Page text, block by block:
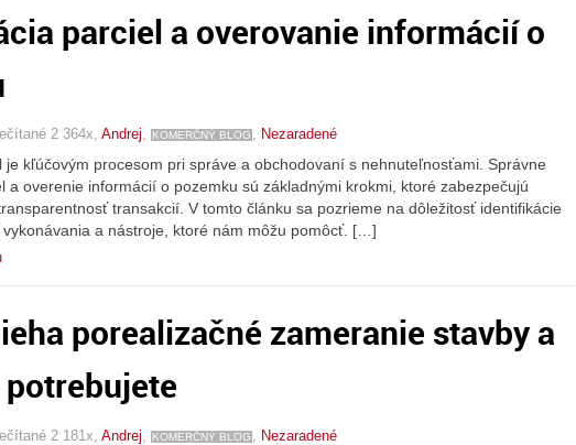
parciel a overovanie informácií o
2 364x, Andrej, KOMERČNÝ BLOG , Nezaradené
je kľúčovým procesom pri správe a obchodovaní s nehnuteľnosťami. Správne
a overenie informácií o pozemku sú základnými krokmi, ktoré zabezpečujú
transakcií. V tomto článku sa pozrieme na dôležitosť identifikácie
vykonávania a nástroje, ktoré nám môžu pomôcť. […]
porealizačné zameranie stavby a
2 181x, Andrej KOMERČNÝ BLOG Nezaradené